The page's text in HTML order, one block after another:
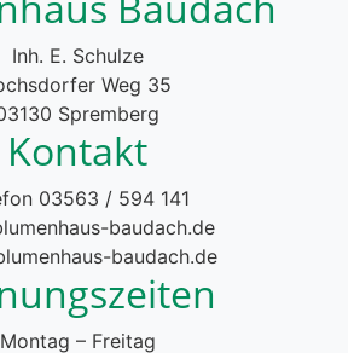
Inh. E. Schulze
Weg 35
Spremberg
Kontakt
03563 / 594 141
baudach.de
baudach.de
Montag – Freitag